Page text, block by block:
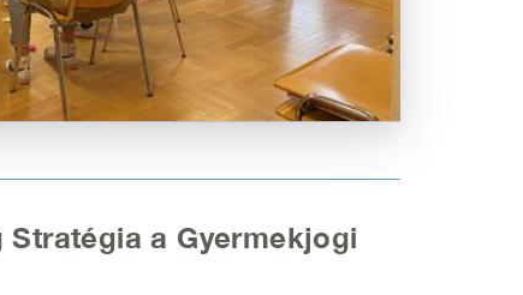
a Gyermekjogi